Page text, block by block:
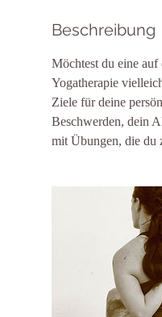
Beschreibung
Möchtest du eine
Yogatherapie
Ziele für deine
Beschwerden, dein
mit Übungen, die du